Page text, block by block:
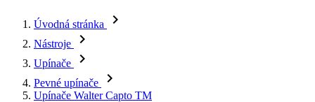
Úvodná stránka 
Nástroje 
Upínače 
Pevné upínače 
Upínače Walter Capto TM